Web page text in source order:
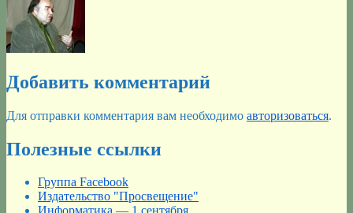
Добавить комментарий
Для отправки комментария вам необходимо авторизоваться.
Полезные ссылки
Группа Facebook
Издательство "Просвещение"